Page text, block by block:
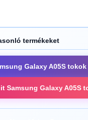
termékeket
Galaxy A05S tokok
Samsung Galaxy A05S